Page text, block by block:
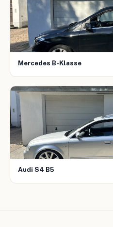
Mercedes B-Klasse
Audi S4 B5